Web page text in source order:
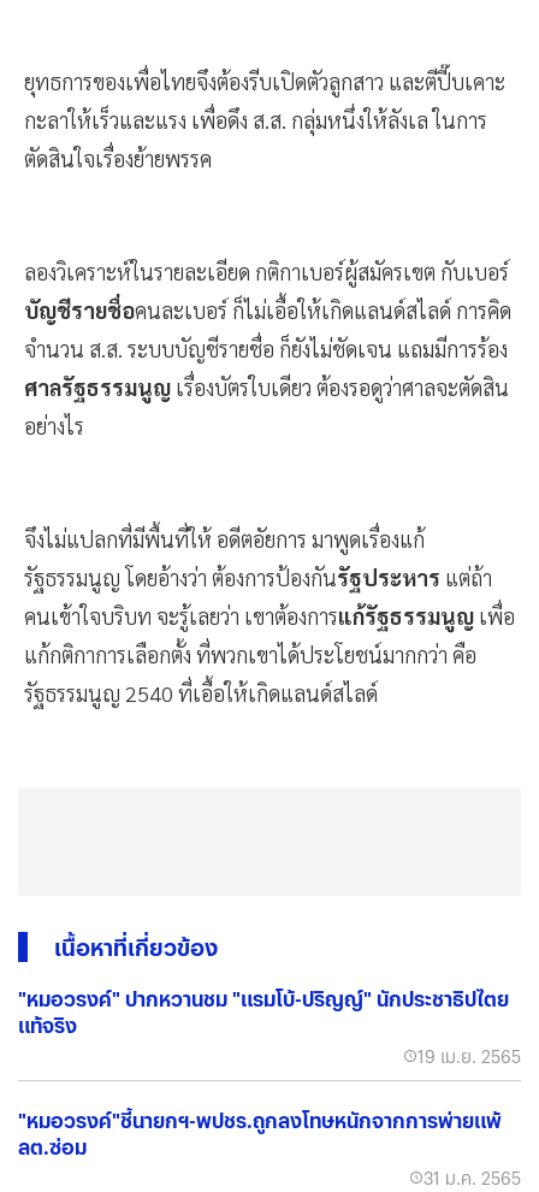
ยุทธการของเพื่อไทยจึงต้องรีบเปิดตัวลูกสาว และตีปี๊บเคาะ
กะลาให้เร็วและแรง เพื่อดึง ส.ส. กลุ่มหนึ่งให้ลังเล ในการ
ตัดสินใจเรื่องย้ายพรรค
ลองวิเคราะห์ในรายละเอียด กติกาเบอร์ผู้สมัครเขต กับเบอร์
บัญชีรายชื่อคนละเบอร์ ก็ไม่เอื้อให้เกิดแลนด์สไลด์ การคิด
จำนวน ส.ส. ระบบบัญชีรายชื่อ ก็ยังไม่ชัดเจน แถมมีการร้อง
ศาลรัฐธรรมนูญ เรื่องบัตรใบเดียว ต้องรอดูว่าศาลจะตัดสิน
อย่างไร
จึงไม่แปลกที่มีพื้นที่ให้ อดีตอัยการ มาพูดเรื่องแก้
รัฐธรรมนูญ โดยอ้างว่า ต้องการป้องกันรัฐประหาร แต่ถ้า
คนเข้าใจบริบท จะรู้เลยว่า เขาต้องการแก้รัฐธรรมนูญ เพื่อ
แก้กติกาการเลือกตั้ง ที่พวกเขาได้ประโยชน์มากกว่า คือ
รัฐธรรมนูญ 2540 ที่เอื้อให้เกิดแลนด์สไลด์
เนื้อหาที่เกี่ยวข้อง
"หมอวรงค์" ปากหวานชม "แรมโบ้-ปริญญ์" นักประชาธิปไตย
แท้จริง
19 เม.ย. 2565
"หมอวรงค์"ชี้นายกฯ-พปชร.ถูกลงโทษหนักจากการพ่ายแพ้
ลต.ซ่อม
31 ม.ค. 2565